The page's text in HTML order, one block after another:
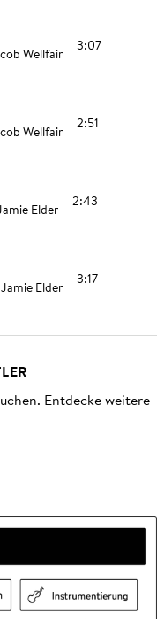
Wellfair 3:07
Wellfair 2:51
Elder 2:43
Elder 3:17
Entdecke weitere